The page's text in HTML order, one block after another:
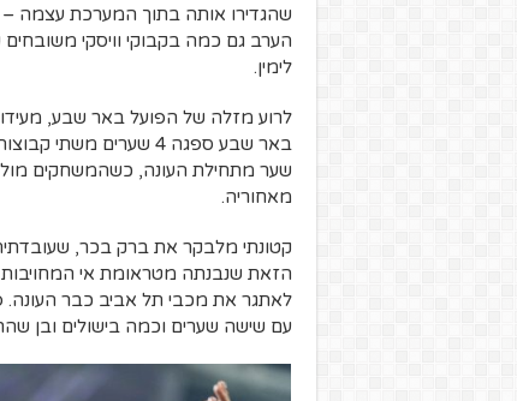
שהגדירו אותה בתוך המערכת עצמה
הערב גם כמה בקבוקי וויסקי
לימין.
לרוע מזלה של הפועל באר שבע,
באר שבע ספגה 4
שער מתחילת העונה, כשהמשחקים
מאחוריה.
קטונתי מלבקר את ברק בכר,
הזאת שנבנתה מטראומת אי
לאתגר את מכבי תל אביב כבר העונה.
עם שישה שערים וכמה בישולים ובן שהר כבר סופר 7 שערים, לא ברור